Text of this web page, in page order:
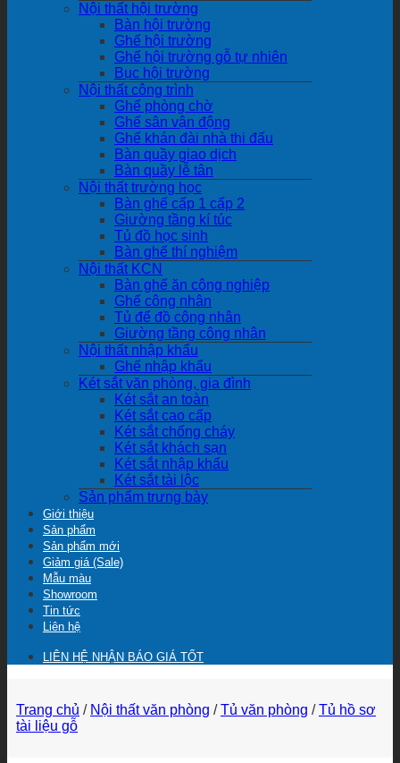
Nội thất hội trường
Bàn hội trường
Ghế hội trường
Ghế hội trường gỗ tự nhiên
Bục hội trường
Nội thất công trình
Ghế phòng chờ
Ghế sân vận động
Ghế khán đài nhà thi đấu
Bàn quầy giao dịch
Bàn quầy lễ tân
Nội thất trường học
Bàn ghế cấp 1 cấp 2
Giường tầng kí túc
Tủ đồ học sinh
Bàn ghế thí nghiệm
Nội thất KCN
Bàn ghế ăn công nghiệp
Ghế công nhân
Tủ để đồ công nhân
Giường tầng công nhân
Nội thất nhập khẩu
Ghế nhập khẩu
Két sắt văn phòng, gia đình
Két sắt an toàn
Két sắt cao cấp
Két sắt chống cháy
Két sắt khách sạn
Két sắt nhập khẩu
Két sắt tài lộc
Sản phẩm trưng bày
Giới thiệu
Sản phẩm
Sản phẩm mới
Giảm giá (Sale)
Mẫu màu
Showroom
Tin tức
Liên hệ
LIÊN HỆ NHẬN BÁO GIÁ TỐT
Trang chủ / Nội thất văn phòng / Tủ văn phòng / Tủ hồ sơ
tài liệu gỗ